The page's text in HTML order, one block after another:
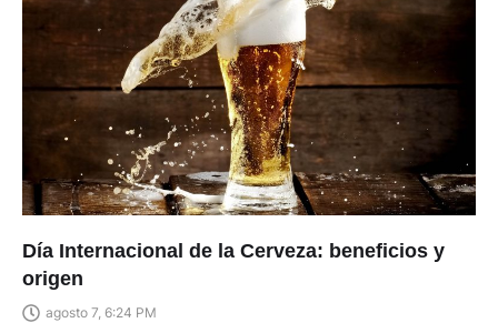
Día Internacional de la Cerveza: beneficios y
origen
agosto 7, 6:24 PM